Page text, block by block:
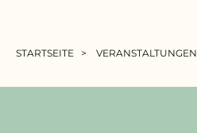
STARTSEITE VERANSTALTUNGEN